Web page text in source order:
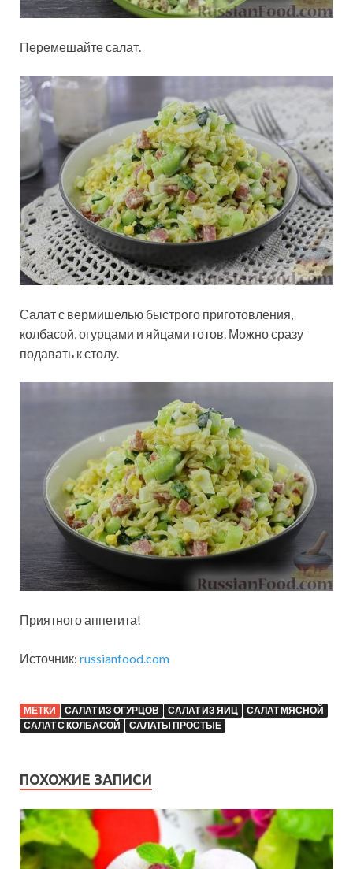
Перемешайте салат.
Салат с вермишелью быстрого приготовления,
колбасой, огурцами и яйцами готов. Можно сразу
подавать к столу.
Приятного аппетита!
Источник: russianfood.com
МЕТКИ САЛАТ ИЗ ОГУРЦОВ САЛАТ ИЗ ЯИЦ
САЛАТ МЯСНОЙ
САЛАТ С КОЛБАСОЙ
САЛАТЫ ПРОСТЫЕ
ПОХОЖИЕ ЗАПИСИ